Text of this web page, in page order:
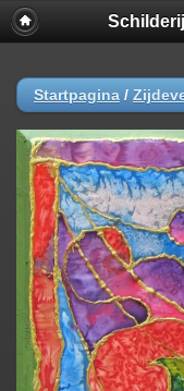
Startpagina /